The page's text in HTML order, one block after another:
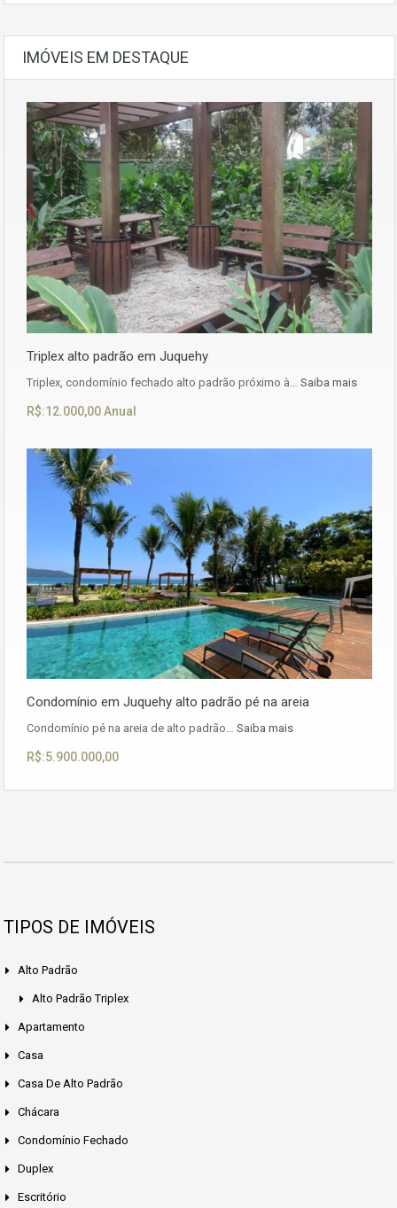
IMÓVEIS EM DESTAQUE
Triplex alto padrão em Juquehy
Triplex, condomínio fechado alto padrão próximo à… Saiba mais
R$:12.000,00 Anual
Condomínio em Juquehy alto padrão pé na areia
Condomínio pé na areia de alto padrão… Saiba mais
R$:5.900.000,00
TIPOS DE IMÓVEIS
Alto Padrão
Alto Padrão Triplex
Apartamento
Casa
Casa De Alto Padrão
Chácara
Condomínio Fechado
Duplex
Escritório